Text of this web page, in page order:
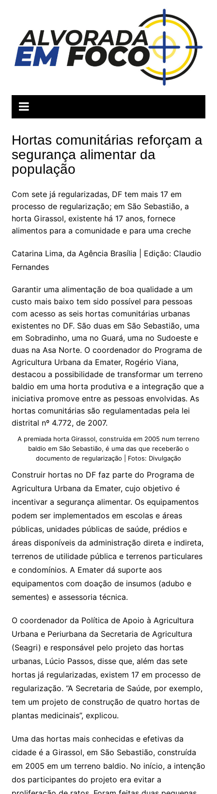
conteúdo
Hortas comunitárias reforçam a
segurança alimentar da
população
Com sete já regularizadas, DF tem mais 17 em
processo de regularização; em São Sebastião, a
horta Girassol, existente há 17 anos, fornece
alimentos para a comunidade e para uma creche
Catarina Lima, da Agência Brasília | Edição: Claudio
Fernandes
Garantir uma alimentação de boa qualidade a um
custo mais baixo tem sido possível para pessoas
com acesso as seis hortas comunitárias urbanas
existentes no DF. São duas em São Sebastião, uma
em Sobradinho, uma no Guará, uma no Sudoeste e
duas na Asa Norte. O coordenador do Programa de
Agricultura Urbana da Emater, Rogério Viana,
destacou a possibilidade de transformar um terreno
baldio em uma horta produtiva e a integração que a
iniciativa promove entre as pessoas envolvidas. As
hortas comunitárias são regulamentadas pela lei
distrital nº 4.772, de 2007.
A premiada horta Girassol, construída em 2005 num terreno
baldio em São Sebastião, é uma das que receberão o
documento de regularização | Fotos: Divulgação
Construir hortas no DF faz parte do Programa de
Agricultura Urbana da Emater, cujo objetivo é
incentivar a segurança alimentar. Os equipamentos
podem ser implementados em escolas e áreas
públicas, unidades públicas de saúde, prédios e
áreas disponíveis da administração direta e indireta,
terrenos de utilidade pública e terrenos particulares
e condomínios. A Emater dá suporte aos
equipamentos com doação de insumos (adubo e
sementes) e assessoria técnica.
O coordenador da Política de Apoio à Agricultura
Urbana e Periurbana da Secretaria de Agricultura
(Seagri) e responsável pelo projeto das hortas
urbanas, Lúcio Passos, disse que, além das sete
hortas já regularizadas, existem 17 em processo de
regularização. “A Secretaria de Saúde, por exemplo,
tem um projeto de construção de quatro hortas de
plantas medicinais”, explicou.
Uma das hortas mais conhecidas e efetivas da
cidade é a Girassol, em São Sebastião, construída
em 2005 em um terreno baldio. No início, a intenção
dos participantes do projeto era evitar a